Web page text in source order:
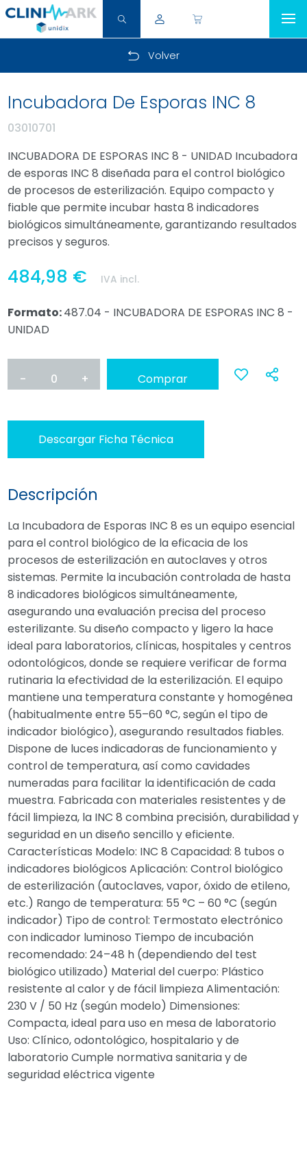
Volver
Incubadora De Esporas INC 8
03010701
INCUBADORA DE ESPORAS INC 8 - UNIDAD Incubadora
de esporas INC 8 diseñada para el control biológico
de procesos de esterilización. Equipo compacto y
fiable que permite incubar hasta 8 indicadores
biológicos simultáneamente, garantizando resultados
precisos y seguros.
484,98 € IVA incl.
Formato:487.04 - INCUBADORA DE ESPORAS INC 8 -
UNIDAD
- 0 + Comprar
Descargar Ficha Técnica
Descripción
La Incubadora de Esporas INC 8 es un equipo esencial
para el control biológico de la eficacia de los
procesos de esterilización en autoclaves y otros
sistemas. Permite la incubación controlada de hasta
8 indicadores biológicos simultáneamente,
asegurando una evaluación precisa del proceso
esterilizante. Su diseño compacto y ligero la hace
ideal para laboratorios, clínicas, hospitales y centros
odontológicos, donde se requiere verificar de forma
rutinaria la efectividad de la esterilización. El equipo
mantiene una temperatura constante y homogénea
(habitualmente entre 55–60 °C, según el tipo de
indicador biológico), asegurando resultados fiables.
Dispone de luces indicadoras de funcionamiento y
control de temperatura, así como cavidades
numeradas para facilitar la identificación de cada
muestra. Fabricada con materiales resistentes y de
fácil limpieza, la INC 8 combina precisión, durabilidad y
seguridad en un diseño sencillo y eficiente.
Características Modelo: INC 8 Capacidad: 8 tubos o
indicadores biológicos Aplicación: Control biológico
de esterilización (autoclaves, vapor, óxido de etileno,
etc.) Rango de temperatura: 55 °C – 60 °C (según
indicador) Tipo de control: Termostato electrónico
con indicador luminoso Tiempo de incubación
recomendado: 24–48 h (dependiendo del test
biológico utilizado) Material del cuerpo: Plástico
resistente al calor y de fácil limpieza Alimentación:
230 V / 50 Hz (según modelo) Dimensiones:
Compacta, ideal para uso en mesa de laboratorio
Uso: Clínico, odontológico, hospitalario y de
laboratorio Cumple normativa sanitaria y de
seguridad eléctrica vigente